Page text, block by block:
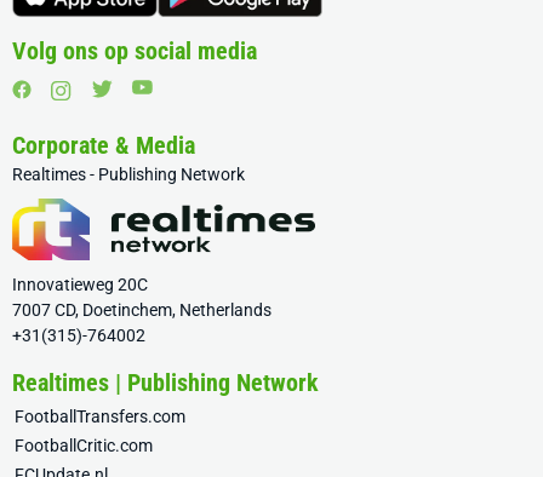
Volg ons op social media
Corporate & Media
Realtimes - Publishing Network
Innovatieweg 20C
7007 CD, Doetinchem, Netherlands
+31(315)-764002
Realtimes | Publishing Network
FootballTransfers.com
FootballCritic.com